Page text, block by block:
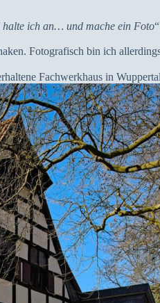
halte ich an… und mache ein Foto
Fotografisch bin ich
Fachwerkhaus in